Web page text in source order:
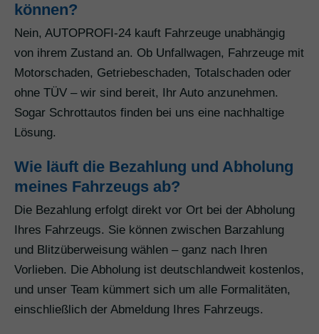
können?
Nein, AUTOPROFI-24 kauft Fahrzeuge unabhängig
von ihrem Zustand an. Ob Unfallwagen, Fahrzeuge mit
Motorschaden, Getriebeschaden, Totalschaden oder
ohne TÜV – wir sind bereit, Ihr Auto anzunehmen.
Sogar Schrottautos finden bei uns eine nachhaltige
Lösung.
Wie läuft die Bezahlung und Abholung
meines Fahrzeugs ab?
Die Bezahlung erfolgt direkt vor Ort bei der Abholung
Ihres Fahrzeugs. Sie können zwischen Barzahlung
und Blitzüberweisung wählen – ganz nach Ihren
Vorlieben. Die Abholung ist deutschlandweit kostenlos,
und unser Team kümmert sich um alle Formalitäten,
einschließlich der Abmeldung Ihres Fahrzeugs.